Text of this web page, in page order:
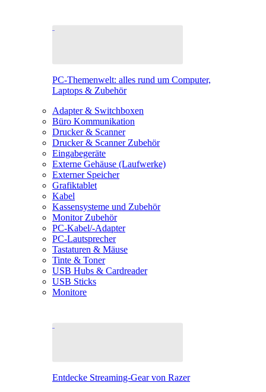
PC-Themenwelt: alles rund um Computer,
Laptops & Zubehör
Adapter & Switchboxen
Büro Kommunikation
Drucker & Scanner
Drucker & Scanner Zubehör
Eingabegeräte
Externe Gehäuse (Laufwerke)
Externer Speicher
Grafiktablet
Kabel
Kassensysteme und Zubehör
Monitor Zubehör
PC-Kabel/-Adapter
PC-Lautsprecher
Tastaturen & Mäuse
Tinte & Toner
USB Hubs & Cardreader
USB Sticks
Monitore
Entdecke Streaming-Gear von Razer